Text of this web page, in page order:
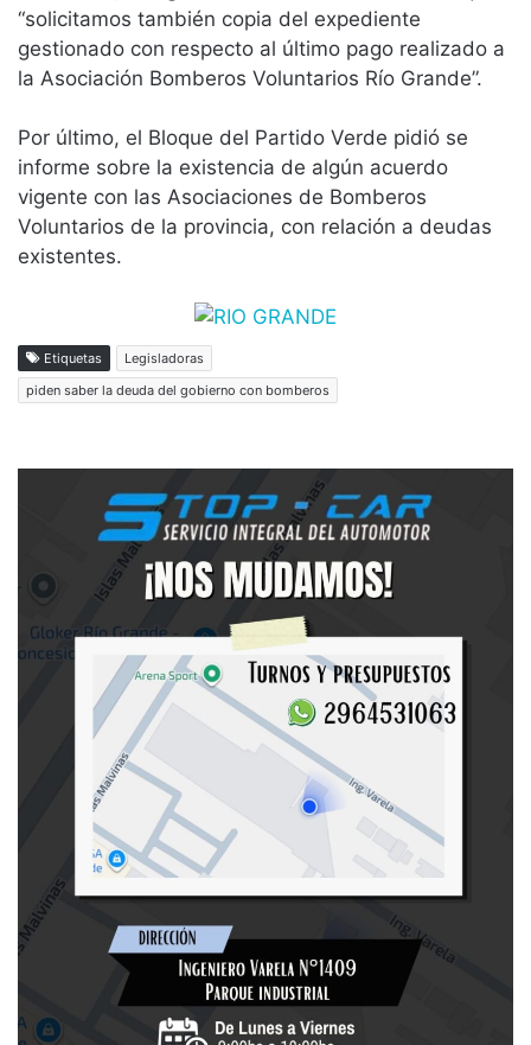
“solicitamos también copia del expediente
gestionado con respecto al último pago realizado a
la Asociación Bomberos Voluntarios Río Grande”.
Por último, el Bloque del Partido Verde pidió se
informe sobre la existencia de algún acuerdo
vigente con las Asociaciones de Bomberos
Voluntarios de la provincia, con relación a deudas
existentes.
Etiquetas
Legisladoras
piden saber la deuda del gobierno con bomberos